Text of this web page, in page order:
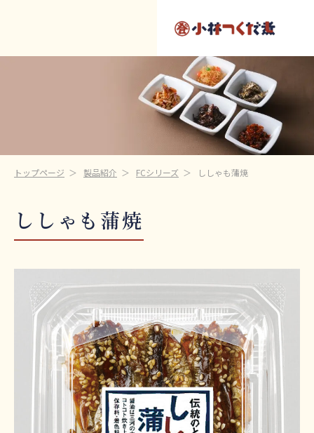
トップページ 製品紹介 FCシリーズ ししゃも蒲焼
ししゃも蒲焼